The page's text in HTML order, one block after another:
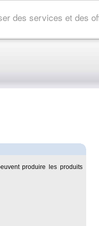
des services et des
produire les produits